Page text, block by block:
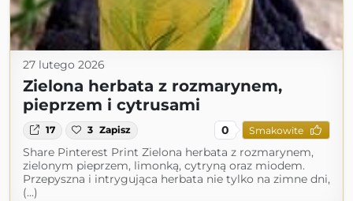
27 lutego 2026
Zielona herbata z rozmarynem,
pieprzem i cytrusami
17 3 Zapisz 0 Smakowite
Share Pinterest Print Zielona herbata z rozmarynem,
zielonym pieprzem, limonką, cytryną oraz miodem.
Przepyszna i intrygująca herbata nie tylko na zimne dni,
(...)